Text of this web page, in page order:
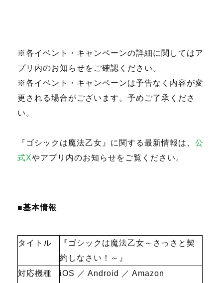
※各イベント・キャンペーンの詳細に関してはア
プリ内のお知らせをご確認ください。
※各イベント・キャンペーンは予告なく内容が変
更される場合がございます。予めご了承くださ
い。
『ゴシックは魔法乙女』に関する最新情報は、 公
式Xやアプリ内のお知らせをご覧ください。
■基本情報
タイトル
『ゴシックは魔法乙女～さっさと契
約しなさい！～』
対応機種
iOS ／ Android ／ Amazon